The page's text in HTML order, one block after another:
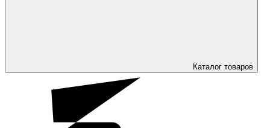
Каталог товаров